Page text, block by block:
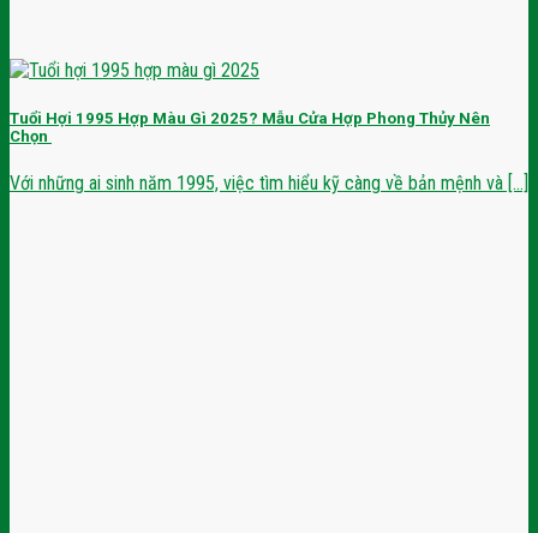
Tuổi Hợi 1995 Hợp Màu Gì 2025? Mẫu Cửa Hợp Phong Thủy Nên
Chọn
Với những ai sinh năm 1995, việc tìm hiểu kỹ càng về bản mệnh và [...]